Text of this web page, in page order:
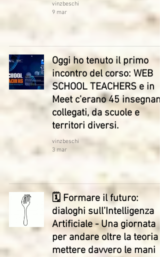
vinzbeschi
9 mar
Oggi ho tenuto il primo
incontro del corso: WEB
SCHOOL TEACHERS e in
Meet c’erano 45 insegnanti
collegati, da scuole e
territori diversi.
vinzbeschi
3 mar
🗓 Formare il futuro:
dialoghi sull’Intelligenza
Artificiale - Una giornata
per andare oltre la teoria e
mettere davvero le mani